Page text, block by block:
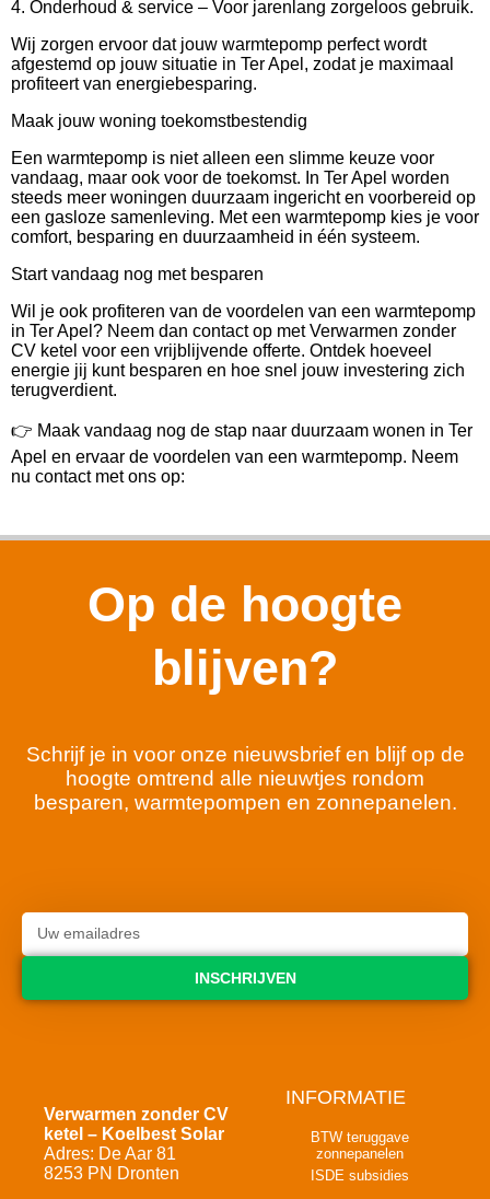
4. Onderhoud & service – Voor jarenlang zorgeloos gebruik.
Wij zorgen ervoor dat jouw warmtepomp perfect wordt
afgestemd op jouw situatie in Ter Apel, zodat je maximaal
profiteert van energiebesparing.
Maak jouw woning toekomstbestendig
Een warmtepomp is niet alleen een slimme keuze voor
vandaag, maar ook voor de toekomst. In Ter Apel worden
steeds meer woningen duurzaam ingericht en voorbereid op
een gasloze samenleving. Met een warmtepomp kies je voor
comfort, besparing en duurzaamheid in één systeem.
Start vandaag nog met besparen
Wil je ook profiteren van de voordelen van een warmtepomp
in Ter Apel? Neem dan contact op met Verwarmen zonder
CV ketel voor een vrijblijvende offerte. Ontdek hoeveel
energie jij kunt besparen en hoe snel jouw investering zich
terugverdient.
👉 Maak vandaag nog de stap naar duurzaam wonen in Ter
Apel en ervaar de voordelen van een warmtepomp. Neem
nu contact met ons op:
Op de hoogte
blijven?
Schrijf je in voor onze nieuwsbrief en blijf op de
hoogte omtrend alle nieuwtjes rondom
besparen, warmtepompen en zonnepanelen.
INSCHRIJVEN
Verwarmen zonder CV
ketel – Koelbest Solar
Adres: De Aar 81
8253 PN Dronten
INFORMATIE
BTW teruggave
zonnepanelen
ISDE subsidies